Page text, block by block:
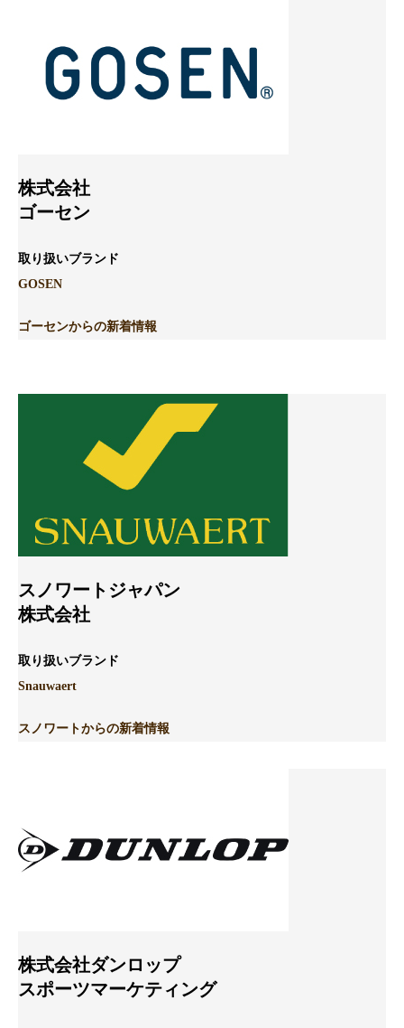
株式会社
ゴーセン
取り扱いブランド
GOSEN
ゴーセンからの新着情報
スノワートジャパン
株式会社
取り扱いブランド
Snauwaert
スノワートからの新着情報
株式会社ダンロップ
スポーツマーケティング